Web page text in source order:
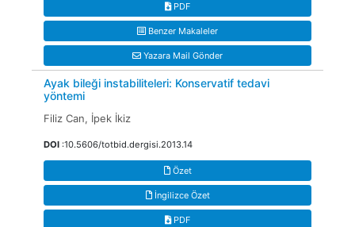
PDF
Benzer Makaleler
Yazara Mail Gönder
Ayak bileği instabiliteleri: Konservatif tedavi
yöntemi
Filiz Can, İpek İkiz
DOI :10.5606/totbid.dergisi.2013.14
Özet
İngilizce Özet
PDF